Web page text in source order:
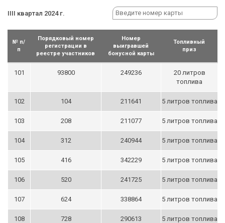
IIII квартал 2024 г.
№ п/
п
Порядковый номер
регистрации в
реестре участников
Номер
выигравшей
бонусной карты
Топливный
приз
101 93800 249236
20 литров
топлива
102 104 211641 5 литров топлива
103 208 211077 5 литров топлива
104 312 240944 5 литров топлива
105 416 342229 5 литров топлива
106 520 241725 5 литров топлива
107 624 338864 5 литров топлива
108 728 290613 5 литров топлива